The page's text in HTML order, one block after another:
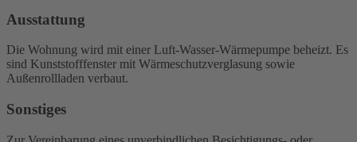
Ausstattung
Die Wohnung wird mit einer Luft-Wasser-Wärmepumpe beheizt. Es
sind Kunststofffenster mit Wärmeschutzverglasung sowie
Außenrollladen verbaut.
Sonstiges